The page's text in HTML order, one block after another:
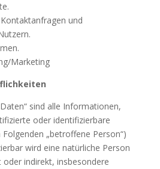
und
Marketing
sind alle Informationen,
oder identifizierbare
„betroffene Person“)
wird eine natürliche Person
oder indirekt, insbesondere